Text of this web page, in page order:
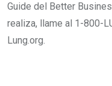
Guide del Better
realiza, llame al 1-800-
Lung.org.